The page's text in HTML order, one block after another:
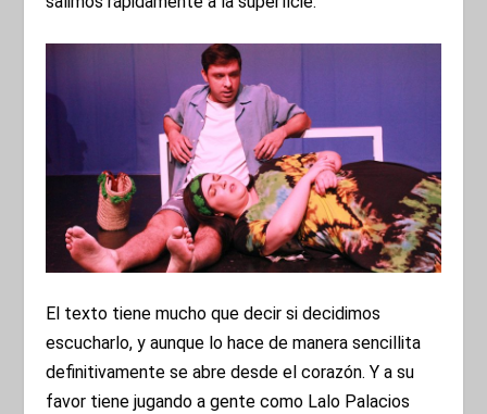
El texto tiene mucho que decir si decidimos
escucharlo, y aunque lo hace de manera sencillita
definitivamente se abre desde el corazón. Y a su
favor tiene jugando a gente como Lalo Palacios